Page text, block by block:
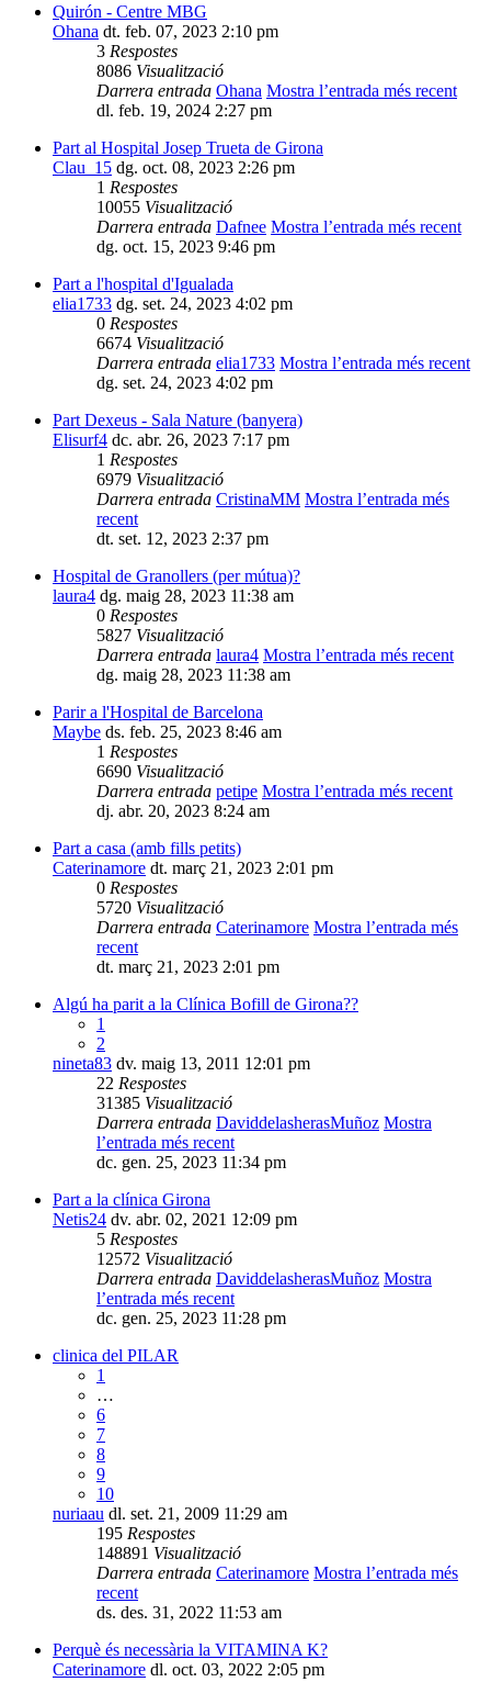
Quirón - Centre MBG
Ohana dt. feb. 07, 2023 2:10 pm
3 Respostes
8086 Visualització
Darrera entrada Ohana Mostra l’entrada més recent
dl. feb. 19, 2024 2:27 pm
Part al Hospital Josep Trueta de Girona
Clau_15 dg. oct. 08, 2023 2:26 pm
1 Respostes
10055 Visualització
Darrera entrada Dafnee Mostra l’entrada més recent
dg. oct. 15, 2023 9:46 pm
Part a l'hospital d'Igualada
elia1733 dg. set. 24, 2023 4:02 pm
0 Respostes
6674 Visualització
Darrera entrada elia1733 Mostra l’entrada més recent
dg. set. 24, 2023 4:02 pm
Part Dexeus - Sala Nature (banyera)
Elisurf4 dc. abr. 26, 2023 7:17 pm
1 Respostes
6979 Visualització
Darrera entrada CristinaMM Mostra l’entrada més
recent
dt. set. 12, 2023 2:37 pm
Hospital de Granollers (per mútua)?
laura4 dg. maig 28, 2023 11:38 am
0 Respostes
5827 Visualització
Darrera entrada laura4 Mostra l’entrada més recent
dg. maig 28, 2023 11:38 am
Parir a l'Hospital de Barcelona
Maybe ds. feb. 25, 2023 8:46 am
1 Respostes
6690 Visualització
Darrera entrada petipe Mostra l’entrada més recent
dj. abr. 20, 2023 8:24 am
Part a casa (amb fills petits)
Caterinamore dt. març 21, 2023 2:01 pm
0 Respostes
5720 Visualització
Darrera entrada Caterinamore Mostra l’entrada més
recent
dt. març 21, 2023 2:01 pm
Algú ha parit a la Clínica Bofill de Girona??
1
2
nineta83 dv. maig 13, 2011 12:01 pm
22 Respostes
31385 Visualització
Darrera entrada DaviddelasherasMuñoz Mostra
l’entrada més recent
dc. gen. 25, 2023 11:34 pm
Part a la clínica Girona
Netis24 dv. abr. 02, 2021 12:09 pm
5 Respostes
12572 Visualització
Darrera entrada DaviddelasherasMuñoz Mostra
l’entrada més recent
dc. gen. 25, 2023 11:28 pm
clinica del PILAR
1
…
6
7
8
9
10
nuriaau dl. set. 21, 2009 11:29 am
195 Respostes
148891 Visualització
Darrera entrada Caterinamore Mostra l’entrada més
recent
ds. des. 31, 2022 11:53 am
Perquè és necessària la VITAMINA K?
Caterinamore dl. oct. 03, 2022 2:05 pm